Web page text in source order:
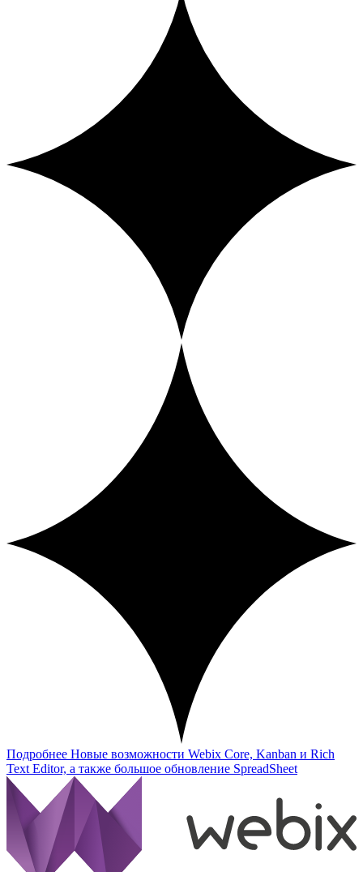
Подробнее Новые возможности Webix Core, Kanban и Rich
Text Editor, а также большое обновление SpreadSheet